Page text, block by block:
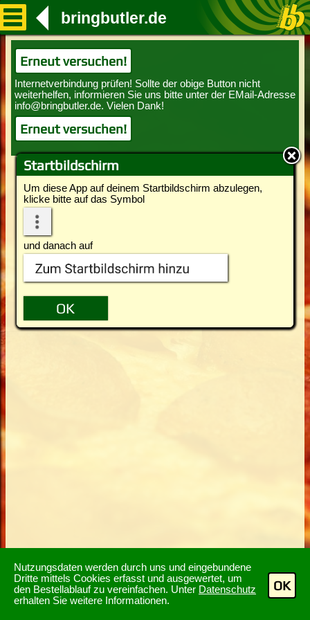
Nutzungsdaten werden durch uns und eingebundene
Dritte mittels Cookies erfasst und ausgewertet, um
den Bestellablauf zu vereinfachen. Unter Datenschutz
erhalten Sie weitere Informationen.
OK
Startbildschirm
Um diese App auf deinem Startbildschirm abzulegen,
klicke bitte auf das Symbol
und danach auf
bringbutler.de
Erneut versuchen!
Erneut versuchen!